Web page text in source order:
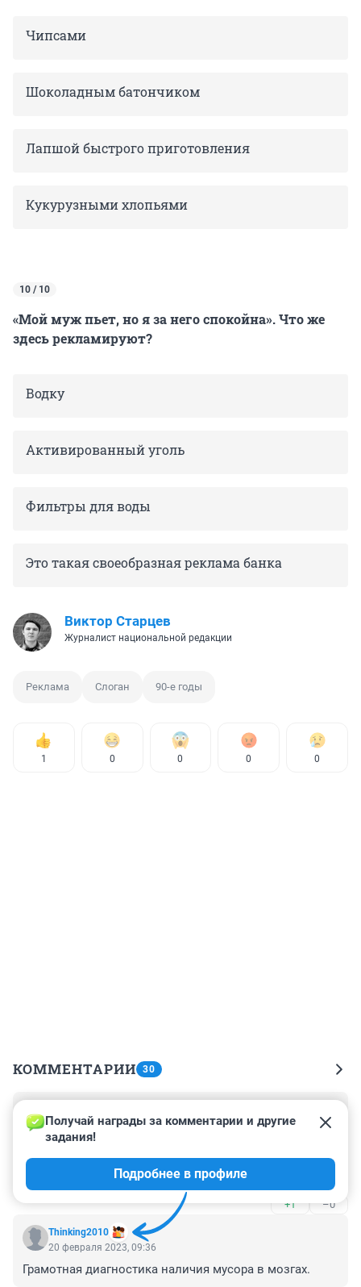
Чипсами
Шоколадным батончиком
Лапшой быстрого приготовления
Кукурузными хлопьями
10 / 10
«Мой муж пьет, но я за него спокойна». Что же
здесь рекламируют?
Водку
Активированный уголь
Фильтры для воды
Это такая своеобразная реклама банка
Виктор Старцев
Журналист национальной редакции
Реклама Слоган 90-е годы
1 0 0 0 0
КОММЕНТАРИИ 30
21 февраля 2023, 00:23
В рекламе про подсолнечное масло даже артистов
помню...как бабушка жарила оладьи на сливочном
масле, а дочка ее ругала
+1 –0
Thinking2010
Получай награды за комментарии и другие
задания!
Подробнее в профиле
20 февраля 2023, 09:36
Грамотная диагностика наличия мусора в мозгах.